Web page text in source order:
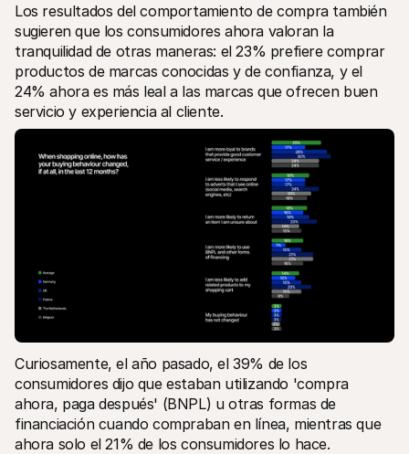
Los resultados del comportamiento de compra también
sugieren que los consumidores ahora valoran la
tranquilidad de otras maneras: el 23% prefiere comprar
productos de marcas conocidas y de confianza, y el
24% ahora es más leal a las marcas que ofrecen buen
servicio y experiencia al cliente.
Curiosamente, el año pasado, el 39% de los
consumidores dijo que estaban utilizando 'compra
ahora, paga después' (BNPL) u otras formas de
financiación cuando compraban en línea, mientras que
ahora solo el 21% de los consumidores lo hace.